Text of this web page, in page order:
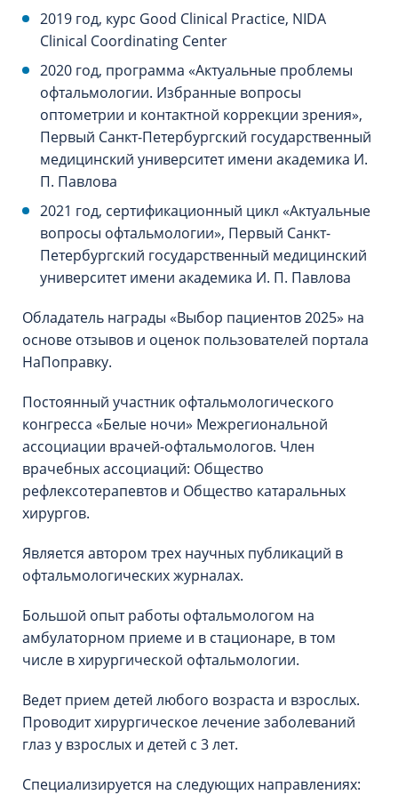
2019 год, курс Good Clinical Practice, NIDA
Clinical Coordinating Center
2020 год, программа «Актуальные проблемы
офтальмологии. Избранные вопросы
оптометрии и контактной коррекции зрения»,
Первый Санкт-Петербургский государственный
медицинский университет имени академика И.
П. Павлова
2021 год, сертификационный цикл «Актуальные
вопросы офтальмологии», Первый Санкт-
Петербургский государственный медицинский
университет имени академика И. П. Павлова
Обладатель награды «Выбор пациентов 2025» на
основе отзывов и оценок пользователей портала
НаПоправку.
Постоянный участник офтальмологического
конгресса «Белые ночи» Межрегиональной
ассоциации врачей-офтальмологов. Член
врачебных ассоциаций: Общество
рефлексотерапевтов и Общество катаральных
хирургов.
Является автором трех научных публикаций в
офтальмологических журналах.
Большой опыт работы офтальмологом на
амбулаторном приеме и в стационаре, в том
числе в хирургической офтальмологии.
Ведет прием детей любого возраста и взрослых.
Проводит хирургическое лечение заболеваний
глаз у взрослых и детей с 3 лет.
Специализируется на следующих направлениях: